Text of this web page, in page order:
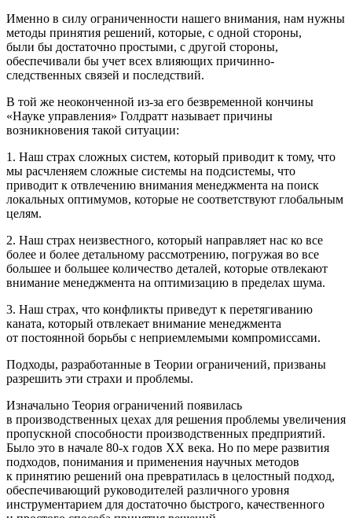
Именно в силу ограниченности нашего внимания, нам нужны
методы принятия решений, которые, с одной стороны,
были бы достаточно простыми, с другой стороны,
обеспечивали бы учет всех влияющих причинно-
следственных связей и последствий.
В той же неоконченной из-за его безвременной кончины
«Науке управления» Голдратт называет причины
возникновения такой ситуации:
1. Наш страх сложных систем, который приводит к тому, что
мы расчленяем сложные системы на подсистемы, что
приводит к отвлечению внимания менеджмента на поиск
локальных оптимумов, которые не соответствуют глобальным
целям.
2. Наш страх неизвестного, который направляет нас ко все
более и более детальному рассмотрению, погружая во все
большее и большее количество деталей, которые отвлекают
внимание менеджмента на оптимизацию в пределах шума.
3. Наш страх, что конфликты приведут к перетягиванию
каната, который отвлекает внимание менеджмента
от постоянной борьбы с неприемлемыми компромиссами.
Подходы, разработанные в Теории ограничений, призваны
разрешить эти страхи и проблемы.
Изначально Теория ограничений появилась
в производственных цехах для решения проблемы увеличения
пропускной способности производственных предприятий.
Было это в начале 80-х годов ХХ века. Но по мере развития
подходов, понимания и применения научных методов
к принятию решений она превратилась в целостный подход,
обеспечивающий руководителей различного уровня
инструментарием для достаточно быстрого, качественного